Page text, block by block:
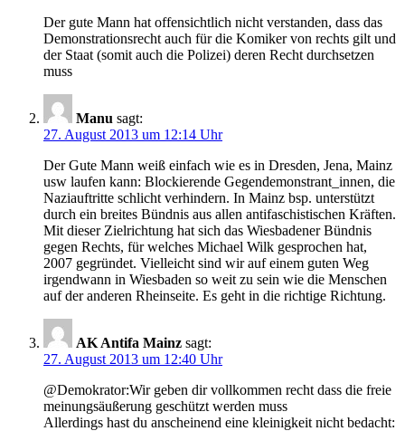
Der gute Mann hat offensichtlich nicht verstanden, dass das
Demonstrationsrecht auch für die Komiker von rechts gilt und
der Staat (somit auch die Polizei) deren Recht durchsetzen
muss
Manu sagt:
27. August 2013 um 12:14 Uhr
Der Gute Mann weiß einfach wie es in Dresden, Jena, Mainz
usw laufen kann: Blockierende Gegendemonstrant_innen, die
Naziauftritte schlicht verhindern. In Mainz bsp. unterstützt
durch ein breites Bündnis aus allen antifaschistischen Kräften.
Mit dieser Zielrichtung hat sich das Wiesbadener Bündnis
gegen Rechts, für welches Michael Wilk gesprochen hat,
2007 gegründet. Vielleicht sind wir auf einem guten Weg
irgendwann in Wiesbaden so weit zu sein wie die Menschen
auf der anderen Rheinseite. Es geht in die richtige Richtung.
AK Antifa Mainz sagt:
27. August 2013 um 12:40 Uhr
@Demokrator:Wir geben dir vollkommen recht dass die freie
meinungsäußerung geschützt werden muss
Allerdings hast du anscheinend eine kleinigkeit nicht bedacht: